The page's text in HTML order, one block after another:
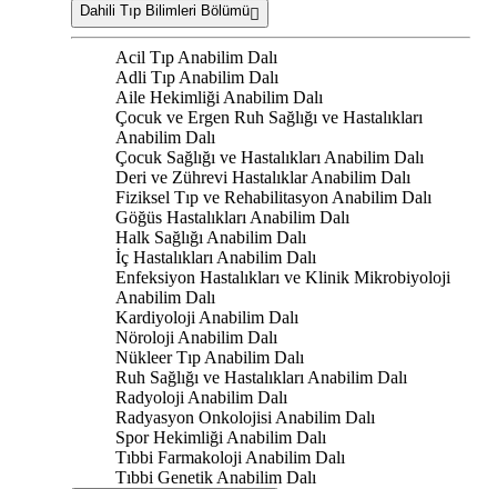
Dahili Tıp Bilimleri Bölümü
Acil Tıp Anabilim Dalı
Adli Tıp Anabilim Dalı
Aile Hekimliği Anabilim Dalı
Çocuk ve Ergen Ruh Sağlığı ve Hastalıkları
Anabilim Dalı
Çocuk Sağlığı ve Hastalıkları Anabilim Dalı
Deri ve Zührevi Hastalıklar Anabilim Dalı
Fiziksel Tıp ve Rehabilitasyon Anabilim Dalı
Göğüs Hastalıkları Anabilim Dalı
Halk Sağlığı Anabilim Dalı
İç Hastalıkları Anabilim Dalı
Enfeksiyon Hastalıkları ve Klinik Mikrobiyoloji
Anabilim Dalı
Kardiyoloji Anabilim Dalı
Nöroloji Anabilim Dalı
Nükleer Tıp Anabilim Dalı
Ruh Sağlığı ve Hastalıkları Anabilim Dalı
Radyoloji Anabilim Dalı
Radyasyon Onkolojisi Anabilim Dalı
Spor Hekimliği Anabilim Dalı
Tıbbi Farmakoloji Anabilim Dalı
Tıbbi Genetik Anabilim Dalı